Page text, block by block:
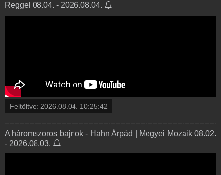
Reggel 08.04. - 2026.08.04.
Feltöltve: 2026.08.04. 10:25:42
A háromszoros bajnok - Hahn Árpád | Megyei Mozaik 08.02.
- 2026.08.03.